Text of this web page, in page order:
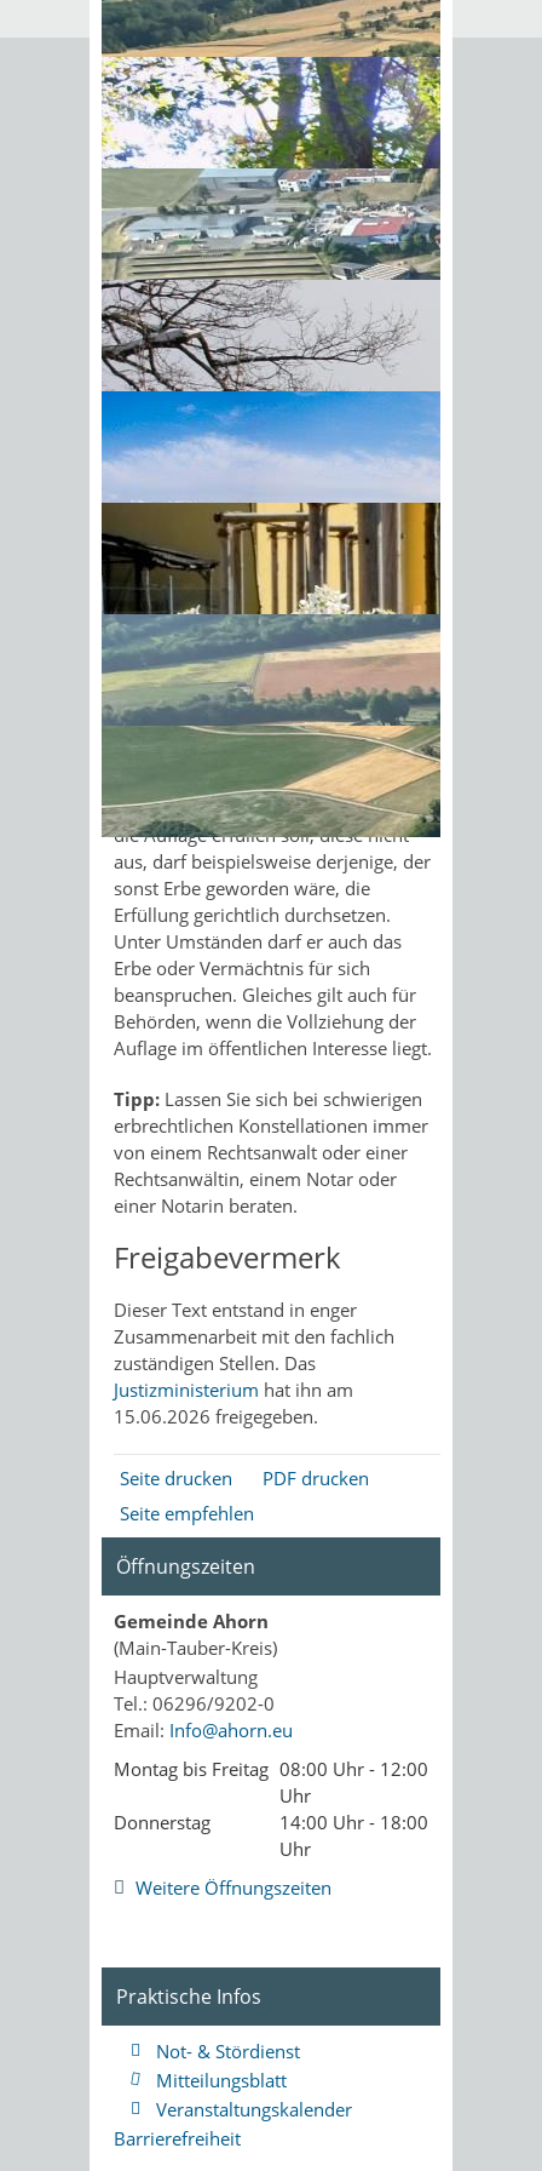
BIick vom Galgenberg auf
Hohenstadt
Sonnenschein am Morgen im
Ahornwald
Auflage
Sie können den Erben oder
Vermächtnisnehmer zu einer
bestimmten Leistung verpflichten,
indem Sie in Ihrem Testament oder
Erbvertrag eine Auflage festlegen.
Der Begriff "Leistung" ist hier weit
gefasst. In Betracht kommt jede
Handlung, zu der sich jemand
verpflichten kann. Die Auflage darf
allerdings nicht sittenwidrig sein.
Beispiele für zulässige Auflagen sind:
die Grabpflege zu übernehmen
mit einem Teil des vererbten
errichten
ein Grundstück während eines
bestimmten Zeitraums nicht zu
veräußern
das Haustier des Erblassers zu
versorgen
Personen, die durch den Wegfall des
mit der Durchführung der Auflage
Verpflichteten unmittelbar begünstigt
werden, können verlangen, dass die
Auflage erfüllt wird. Führt also der, der
die Auflage erfüllen soll, diese nicht
aus, darf beispielsweise derjenige, der
sonst Erbe geworden wäre, die
Erfüllung gerichtlich durchsetzen.
Unter Umständen darf er auch das
Erbe oder Vermächtnis für sich
beanspruchen. Gleiches gilt auch für
Behörden, wenn die Vollziehung der
Auflage im öffentlichen Interesse liegt.
Tipp: Lassen Sie sich bei schwierigen
erbrechtlichen Konstellationen immer
von einem Rechtsanwalt oder einer
Rechtsanwältin, einem Notar oder
einer Notarin beraten.
Freigabevermerk
Dieser Text entstand in enger
Zusammenarbeit mit den fachlich
zuständigen Stellen. Das
Justizministerium hat ihn am
15.06.2026 freigegeben.
Seite drucken
PDF drucken
Seite empfehlen
Öffnungszeiten
Gemeinde Ahorn
(Main-Tauber-Kreis)
Hauptverwaltung
Tel.: 06296/9202-0
Email: Info@ahorn.eu
Montag bis Freitag 08:00 Uhr - 12:00
Uhr
Donnerstag
14:00 Uhr - 18:00
Uhr
Weitere Öffnungszeiten
Praktische Infos
Not- & Stördienst
Mitteilungsblatt
Veranstaltungskalender
Barrierefreiheit